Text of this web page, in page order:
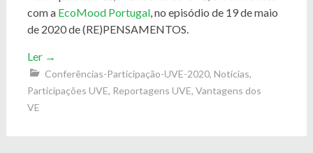
com a EcoMood Portugal, no episódio de 19 de maio
de 2020 de (RE)PENSAMENTOS.
Ler →
Conferências-Participação-UVE-2020, Notícias,
Participações UVE, Reportagens UVE, Vantagens dos
VE